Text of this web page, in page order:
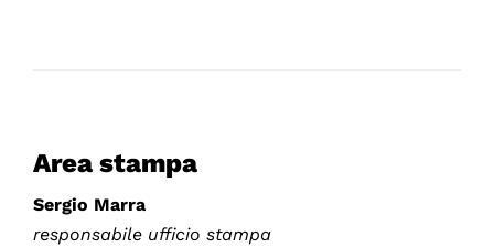
Area stampa
Sergio Marra
responsabile ufficio stampa